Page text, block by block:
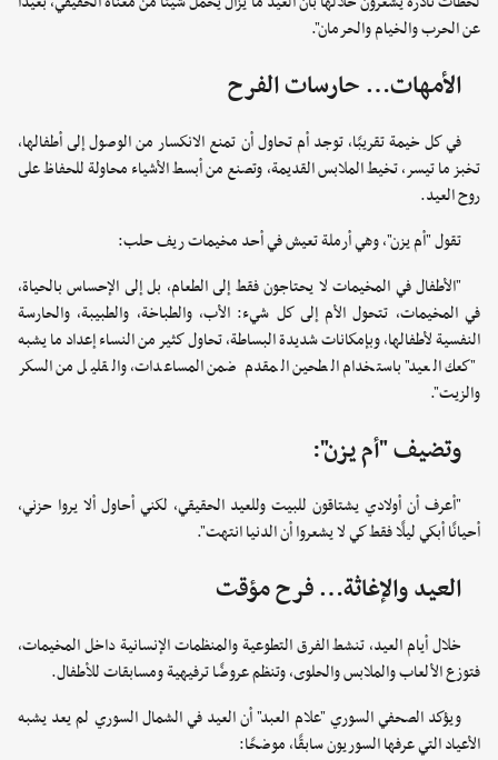
عن الحرب والخيام والحرمان".
الأمهات… حارسات الفرح
في كل خيمة تقريبًا، توجد أم تحاول أن تمنع الانكسار من الوصول إلى أطفالها،
تخبز ما تيسر، تخيط الملابس القديمة، وتصنع من أبسط الأشياء محاولة للحفاظ على
روح العيد.
تقول "أم يزن"، وهي أرملة تعيش في أحد مخيمات ريف حلب:
"الأطفال في المخيمات لا يحتاجون فقط إلى الطعام، بل إلى الإحساس بالحياة،
في المخيمات، تتحول الأم إلى كل شيء: الأب، والطباخة، والطبيبة، والحارسة
النفسية لأطفالها، وبإمكانات شديدة البساطة، تحاول كثير من النساء إعداد ما يشبه
"كعك العيد" باستخدام الطحين المقدم ضمن المساعدات، والقليل من السكر
والزيت".
وتضيف "أم يزن":
"أعرف أن أولادي يشتاقون للبيت وللعيد الحقيقي، لكني أحاول ألا يروا حزني،
أحيانًا أبكي ليلًا فقط كي لا يشعروا أن الدنيا انتهت".
العيد والإغاثة… فرح مؤقت
خلال أيام العيد، تنشط الفرق التطوعية والمنظمات الإنسانية داخل المخيمات،
فتوزع الألعاب والملابس والحلوى، وتنظم عروضًا ترفيهية ومسابقات للأطفال.
ويؤكد الصحفي السوري "علام العبد" أن العيد في الشمال السوري لم يعد يشبه
الأعياد التي عرفها السوريون سابقًا، موضحًا: